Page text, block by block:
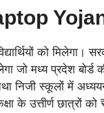
को मिलेगा।
जो मध्य प्रदेश
निजी स्कूलों में
के उत्तीर्ण छात्रों